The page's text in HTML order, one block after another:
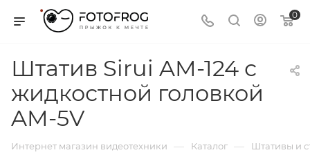
0
Штатив Sirui AM-124 с
жидкостной головкой
AM-5V
Интернет магазин видеотехники — Каталог — Штативы и